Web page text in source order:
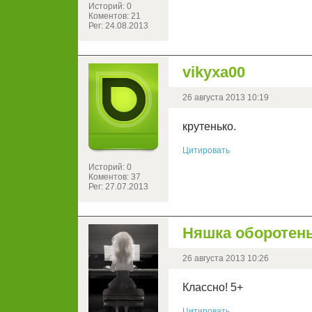
Историй: 0
Коментов: 21
Рег: 24.08.2013
Историй: 0
Коментов: 37
Рег: 27.07.2013
vikyxa00
26 августа 2013 10:19
крутенько.
Цитировать
Няшка
26 августа 2013 10:26
Классно! 5+